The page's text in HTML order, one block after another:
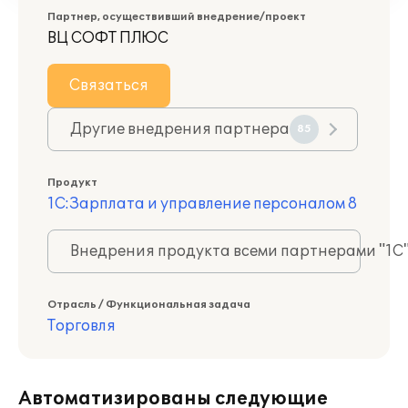
Партнер, осуществивший внедрение/проект
ВЦ СОФТ ПЛЮС
Связаться
Другие внедрения партнера 85
Продукт
1С:Зарплата и управление персоналом 8
Внедрения продукта всеми партнерами
Отрасль / Функциональная задача
Торговля
Автоматизированы следующие